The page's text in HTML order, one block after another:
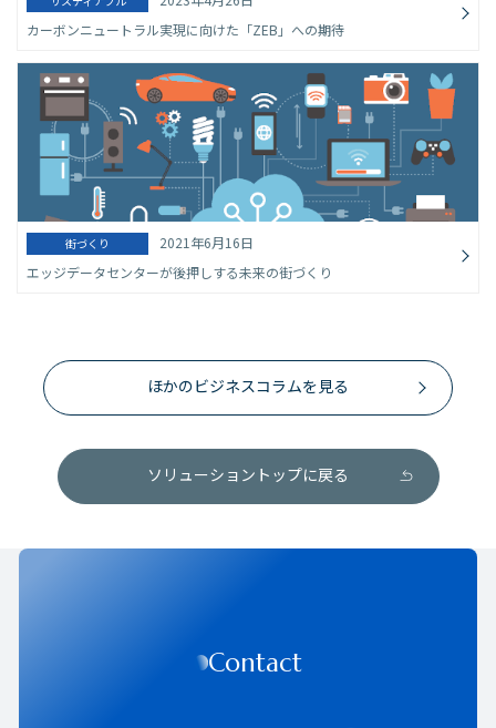
カーボンニュートラル実現に向けた「ZEB」への期待
街づくり
2021年6月16日
エッジデータセンターが後押しする未来の街づくり
ほかのビジネスコラムを見る
ソリューショントップに戻る
Contact